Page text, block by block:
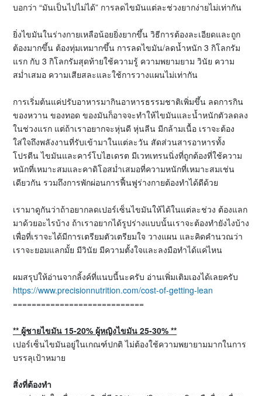
บอกว่า “มันเป็นไปไม่ได้” การลดไขมันแต่ละช่วงยากง่ายไม่เท่ากัน
ยิ่งไขมันในร่างกายเหลือน้อยยิ่งยากขึ้น วิธีการต้องละเอียดและถูก
ต้องมากขึ้น ต้องทุ่มเทมากขึ้น การลดไขมัน/ลดน้ำหนัก 3 กิโลกรัม
แรก กับ 3 กิโลกรัมสุดท้ายใช้ความรู้ ความพยามยาม วินัย ความ
สม่ำเสมอ ความเสียสละและใช้การวางแผนไม่เท่ากัน
การเริ่มต้นแค่ปรับอาหารมากินอาหารธรรมชาติเพิ่มขึ้น ลดการกิน
ของหวาน ของทอด ของมันก็อาจจะทำให้ไขมันและน้ำหนักตัวลดลง
ในช่วงแรก แต่ถ้าเราอยากจะหุ่นดี หุ่นลีน มีกล้ามเนื้อ เราจะต้อง
ใส่ใจถึงพลังงานที่รับเข้ามาในแต่ละวัน สัดส่วนสารอาหารทั้ง
โปรตีน ไขมันและคาร์โบไฮเดรต มีเวทเทรนนิ่งที่ถูกต้องที่ใช้ความ
หนักที่เหมาะสมและคาดิโอสม่ำเสมอที่ความหนักที่เหมาะสมเช่น
เดียวกัน รวมถึงการพักผ่อนการฟื้นฟูร่างกายต้องทำได้ดีด้วย
เรามาดูกันว่าถ้าอยากลดเปอร์เซ็นไขมันให้ได้ในแต่ละช่วง ต้องแลก
มาด้วยอะไรบ้าง ถ้าเราอยากได้รูปร่างแบบนั้นเราจะต้องทำยังไงบ้าง
เพื่อที่เราจะได้มีการเตรียมตัวเตรียมใจ วางแผน และคิดคำนวณว่า
เราจะยอมแลกมั้ย มีวินัย มีความตั้งใจและลงมือทำได้แค่ไหน
ผมสรุปให้อ่านจากลิ้งค์ที่แนบนี้นะครับ อ่านเพิ่มเติมเองได้เลยครับ
https://www.precisionnutrition.com/cost-of-getting-lean
============================
** ผู้ชายไขมัน 15-20% ผู้หญิงไขมัน 25-30% **
เปอร์เซ็นไขมันอยู่ในเกณฑ์ปกติ ไม่ต้องใช้ความพยายามมากในการ
บรรลุเป้าหมาย
สิ่งที่ต้องทำ